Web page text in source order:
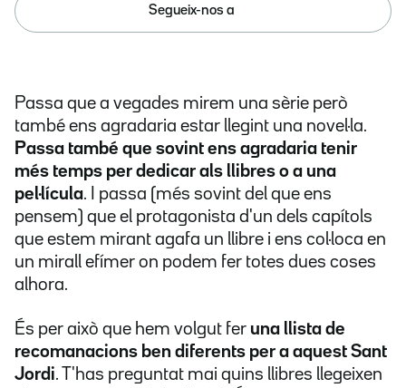
Segueix-nos a
Passa que a vegades mirem una sèrie però
també ens agradaria estar llegint una novel·la.
Passa també que sovint ens agradaria tenir
més temps per dedicar als llibres o a una
pel·lícula. I passa (més sovint del que ens
pensem) que el protagonista d'un dels capítols
que estem mirant agafa un llibre i ens col·loca en
un mirall efímer on podem fer totes dues coses
alhora.
És per això que hem volgut fer una llista de
recomanacions ben diferents per a aquest Sant
Jordi. T'has preguntat mai quins llibres llegeixen